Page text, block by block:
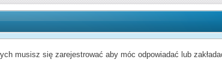
musisz się zarejestrować aby móc odpowiadać lub